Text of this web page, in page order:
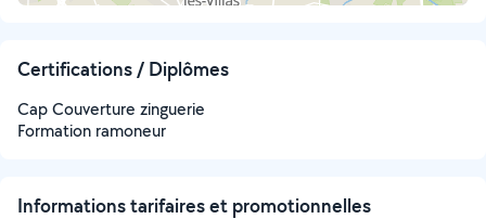
Certifications / Diplômes
Cap Couverture zinguerie
Formation ramoneur
Informations tarifaires et promotionnelles